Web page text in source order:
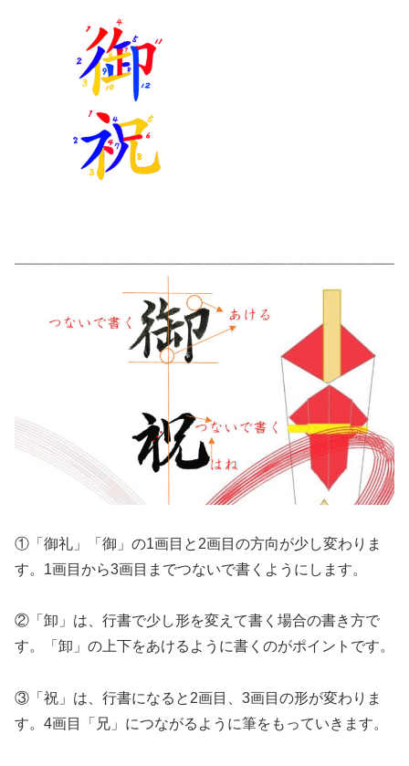
①「御礼」「御」の1画目と2画目の方向が少し変わりま
す。1画目から3画目までつないで書くようにします。
②「卸」は、行書で少し形を変えて書く場合の書き方で
す。「卸」の上下をあけるように書くのがポイントです。
③「祝」は、行書になると2画目、3画目の形が変わりま
す。4画目「兄」につながるように筆をもっていきます。